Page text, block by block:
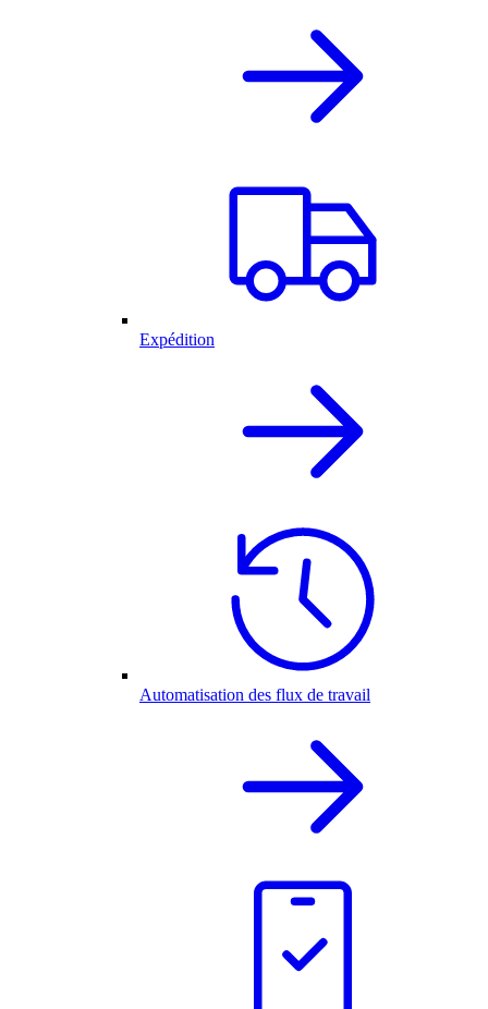
Expédition
Automatisation des flux de travail